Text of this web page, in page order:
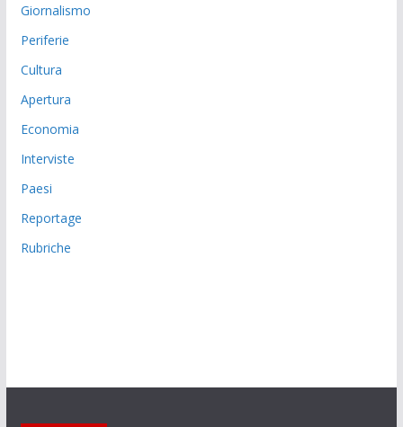
Giornalismo
Periferie
Cultura
Apertura
Economia
Interviste
Paesi
Reportage
Rubriche